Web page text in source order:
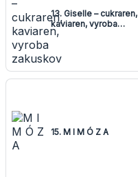
13. Giselle – cukraren,
kaviaren, vyroba
zakuskov
15. M I M Ó Z A